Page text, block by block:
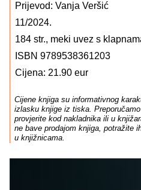
Prijevod: Vanja Veršić
11/2024.
184 str., meki uvez s
ISBN 9789538361203
Cijena: 21.90 eur
Cijene knjiga su informativnog
izlasku knjige iz tiska.
provjerite kod nakladnika ili u
ne bave prodajom knjiga, potražite
u knjižnicama.